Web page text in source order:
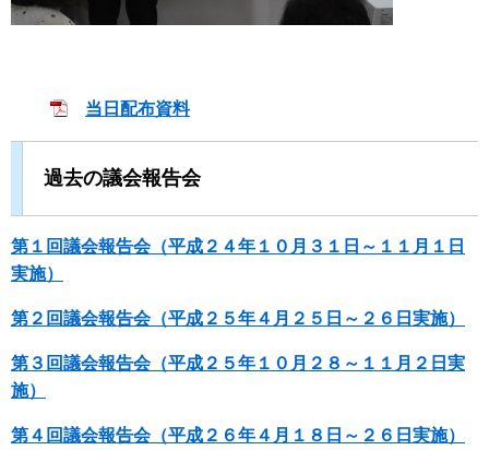
当日配布資料
過去の議会報告会
第１回議会報告会（平成２４年１０月３１日～１１月１日
実施）
第２回議会報告会（平成２５年４月２５日～２６日実施）
第３回議会報告会（平成２５年１０月２８～１１月２日実
施）
第４回議会報告会（平成２６年４月１８日～２６日実施）